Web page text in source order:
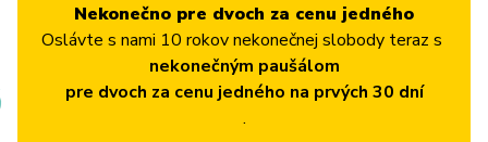
Nekonečno pre dvoch za cenu jedného
Oslávte s nami 10 rokov nekonečnej slobody teraz s
nekonečným paušálom
pre dvoch za cenu jedného na prvých 30 dní
.